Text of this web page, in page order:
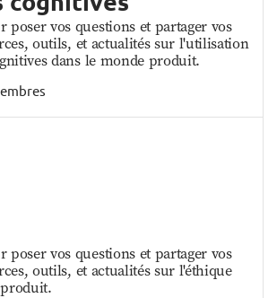
poser vos questions et partager vos
outils, et actualités sur l'utilisation
dans le monde produit.
poser vos questions et partager vos
outils, et actualités sur l'éthique